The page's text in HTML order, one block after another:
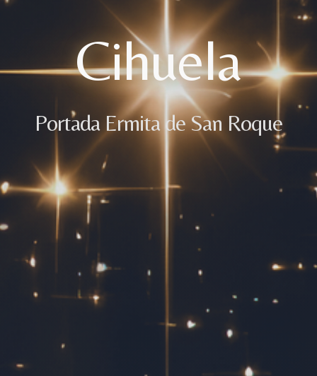
Cihuela
Portada Ermita de San Roque